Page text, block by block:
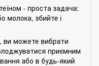
- проста задача:
молока, збийте і
ви можете вибрати
приємним
або в будь-який